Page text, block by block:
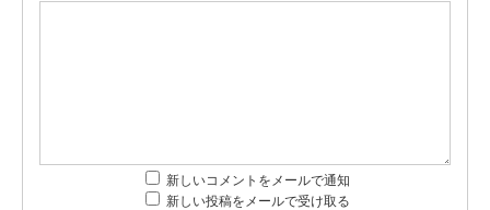
新しいコメントをメールで通知
新しい投稿をメールで受け取る